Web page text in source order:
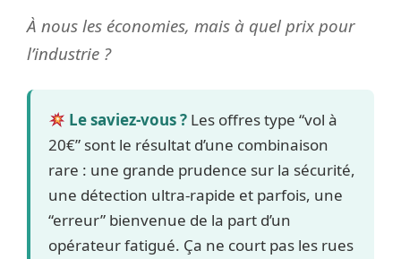
À nous les économies, mais à quel prix pour
l’industrie ?
Le saviez-vous ? Les offres type “vol à
20€” sont le résultat d’une combinaison
rare : une grande prudence sur la sécurité,
une détection ultra-rapide et parfois, une
“erreur” bienvenue de la part d’un
opérateur fatigué. Ça ne court pas les rues